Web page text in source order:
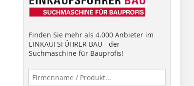
Finden Sie mehr als 4.000 Anbieter im
EINKAUFSFÜHRER BAU - der
Suchmaschine für Bauprofis!